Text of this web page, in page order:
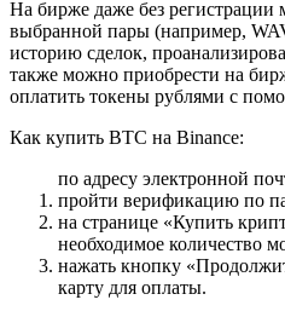
На бирже даже без регистрации
выбранной пары (например,
историю сделок,
также можно приобрести на
оплатить токены рублями с
Как купить BTC на Binance:
по адресу электронной
пройти верификацию по
на странице «Купить
необходимое количество
нажать кнопку
карту для оплаты.